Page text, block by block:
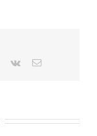
Pinterest
Vk Email